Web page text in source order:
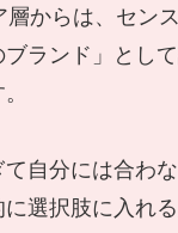
層からは、セン
ランド」とし
自分には合わ
選択肢に入れ